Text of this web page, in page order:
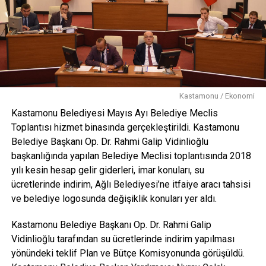
bin lira, kamu hizmetleri ve sosyal projeler 87 proje, 205
milyon 261 bin lira, diğer kamu hizmetleri iktisadi projeler;
12 proje 27 milyon 661 bin liradır. Projelerin şu an itibariyle
nakdi gerçekleşme oranı yüzde 18,6’dır” diye konuştu.
Toplantının akabinde bir önceki koordinasyon kurulunda
görüşülen konular ele alındı.
Kahin Tepesinde, Göbeklitepe ile eşdeğer gösterilen
Akeramik Neolitik Döneme ait eserler bulunmuştu
Arkeolog Öğretim Üyesi Dr. Nurperi Ayengin başkanlığında
Araç ilçesinde Kahin Tepesi’nde süren kazı çalışmalarında
Akeramik Neolitik Döneme ait bir taş atölyesi bulunmuştu.
Akeramik Neolitik Dönemin en meşhur yerleşim yerinin
aynı dönemde taşların işlendiği bir atölye olduğu tahmin
ediliyor. Bununla ilgili kazı çalışmalarında Akeramik Neolitik
Döneme ait öğütme taşı, süs eşyası gibi eserler
Kastamonu / Ekonomi
Kastamonu Belediyesi Mayıs Ayı Belediye Meclis
Toplantısı hizmet binasında gerçekleştirildi. Kastamonu
Belediye Başkanı Op. Dr. Rahmi Galip Vidinlioğlu
başkanlığında yapılan Belediye Meclisi toplantısında 2018
yılı kesin hesap gelir giderleri, imar konuları, su
ücretlerinde indirim, Ağlı Belediyesi’ne itfaiye aracı tahsisi
ve belediye logosunda değişiklik konuları yer aldı.
Kastamonu Belediye Başkanı Op. Dr. Rahmi Galip
Vidinlioğlu tarafından su ücretlerinde indirim yapılması
yönündeki teklif Plan ve Bütçe Komisyonunda görüşüldü.